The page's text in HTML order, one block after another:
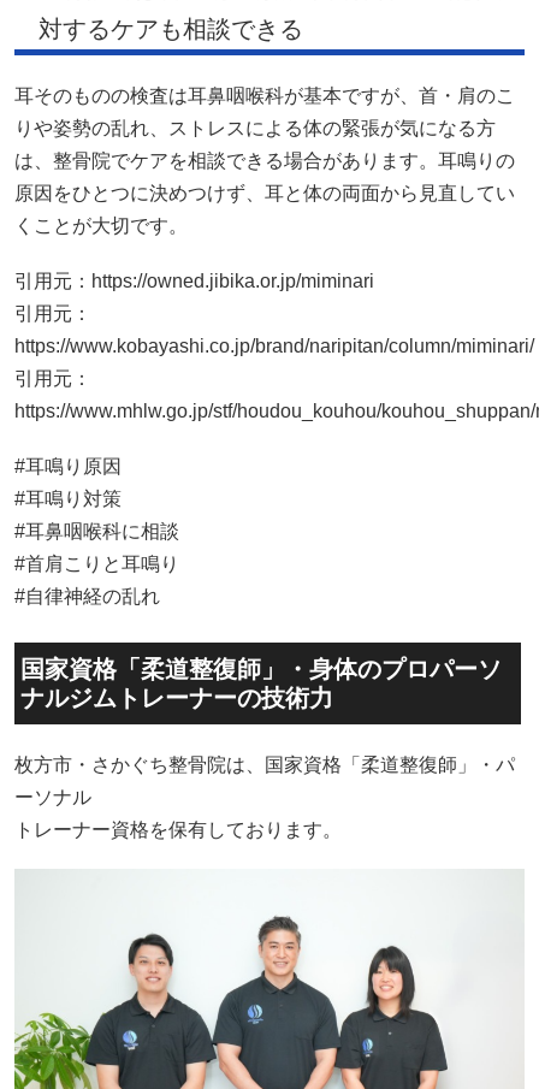
対するケアも相談できる
耳そのものの検査は耳鼻咽喉科が基本ですが、首・肩のこ
りや姿勢の乱れ、ストレスによる体の緊張が気になる方
は、整骨院でケアを相談できる場合があります。耳鳴りの
原因をひとつに決めつけず、耳と体の両面から見直してい
くことが大切です。
引用元： https://owned.jibika.or.jp/miminari
引用元：
https://www.kobayashi.co.jp/brand/naripitan/column/miminari/
引用元：
https://www.mhlw.go.jp/stf/houdou_kouhou/
#耳鳴り原因
#耳鳴り対策
#耳鼻咽喉科に相談
#首肩こりと耳鳴り
#自律神経の乱れ
国家資格「柔道整復師」・身体のプロパーソ
ナルジムトレーナーの技術力
枚方市・さかぐち整骨院は、国家資格「柔道整復師」・パ
ーソナル
トレーナー資格を保有しております。